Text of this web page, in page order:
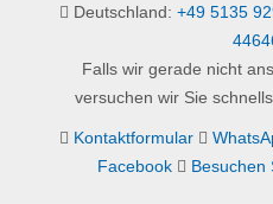
Deutschland: +49 5135
Falls wir gerade nicht
versuchen wir Sie
Kontaktformular
Facebook
Besuchen